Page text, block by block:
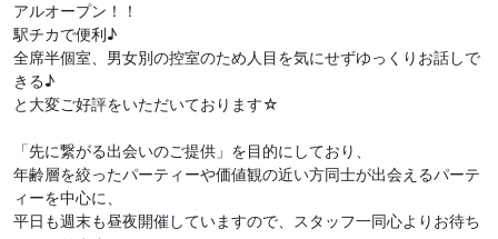
アルオープン！！
駅チカで便利♪
全席半個室、男女別の控室のため人目を気にせずゆっくりお話しで
きる♪
と大変ご好評をいただいております☆
「先に繋がる出会いのご提供」を目的にしており、
年齢層を絞ったパーティーや価値観の近い方同士が出会えるパーテ
ィーを中心に、
平日も週末も昼夜開催していますので、スタッフ一同心よりお待ち